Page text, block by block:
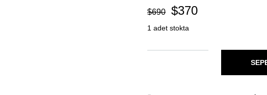
$690 $370
1 adet stokta